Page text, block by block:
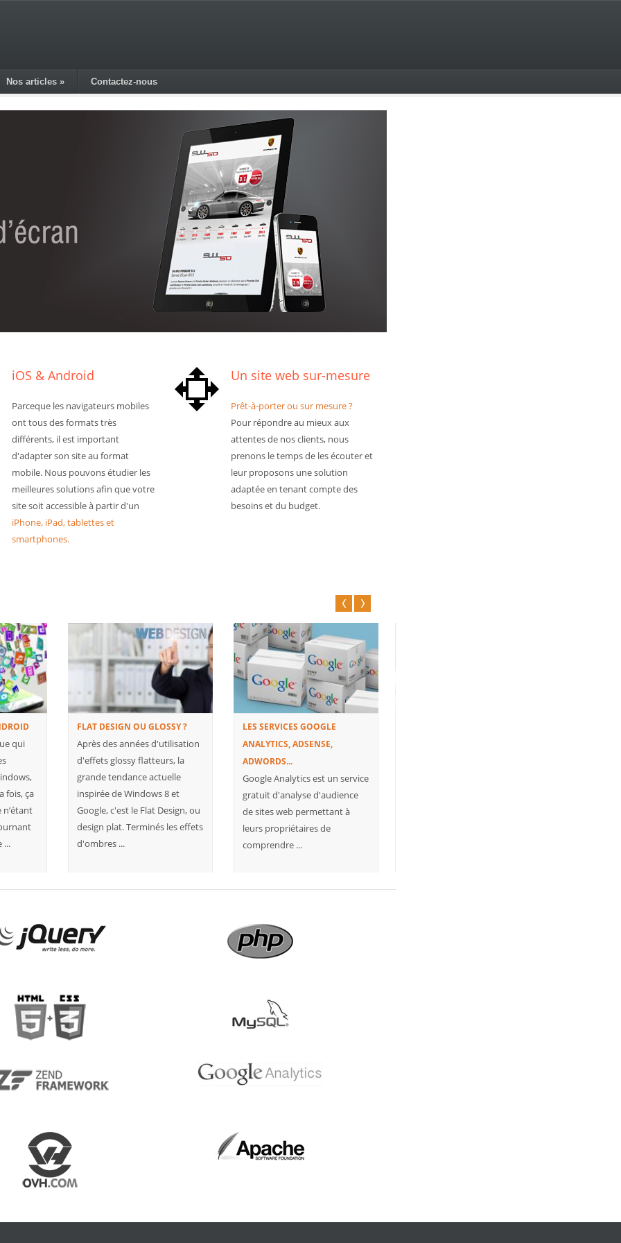
Nos articles » Contactez-nous
iOS & Android
Parceque les navigateurs mobiles
ont tous des formats très
différents, il est important
d'adapter son site au format
mobile. Nous pouvons étudier les
meilleures solutions afin que votre
site soit accessible à partir d'un
iPhone, iPad, tablettes et
smartphones.
Un site web sur-mesure
Prêt-à-porter ou sur mesure ?
Pour répondre au mieux aux
attentes de nos clients, nous
prenons le temps de les écouter et
leur proposons une solution
adaptée en tenant compte des
besoins et du budget.
OU ‘SITE
design
à
Que
...
DÉVELOPPER VOTRE SITE E-
COMMERCE AVEC PRESTASHOP
PrestaShop est la solution e-
commerce opensource la plus
utilisée en France et se
développe de manière
conséquente à l’international ...
VOTRE SITE GAGNERAIT-IL À
PASSER EN DRUPAL OU EN UN
AUTRE CMS ?
L'essor fulgurant d'Internet a à
la fois accompagné et accéléré
les synergies entre les solutions
issues d'entités commerciales
et les projets ...